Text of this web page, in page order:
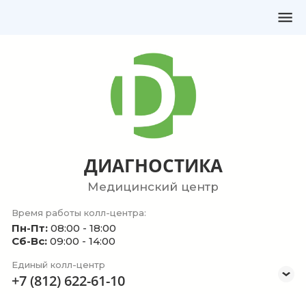
ДИАГНОСТИКА
Медицинский центр
Время работы колл-центра:
Пн-Пт:08:00 - 18:00
Сб-Вс: 09:00 - 14:00
Единый колл-центр
+7 (812) 622-61-10